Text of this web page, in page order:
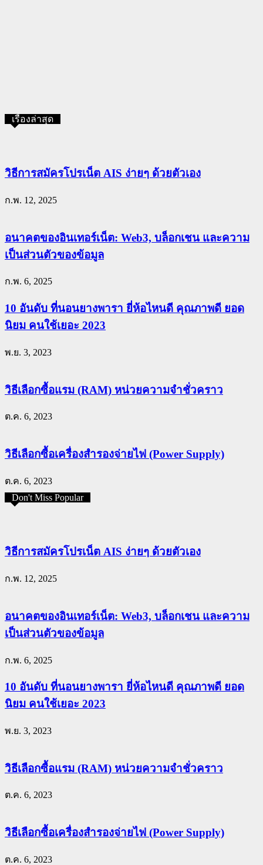
เรื่องล่าสุด
วิธีการสมัครโปรเน็ต AIS ง่ายๆ ด้วยตัวเอง
ก.พ. 12, 2025
อนาคตของอินเทอร์เน็ต: Web3, บล็อกเชน และความ
เป็นส่วนตัวของข้อมูล
ก.พ. 6, 2025
10 อันดับ ที่นอนยางพารา ยี่ห้อไหนดี คุณภาพดี ยอด
นิยม คนใช้เยอะ 2023
พ.ย. 3, 2023
วิธีเลือกซื้อแรม (RAM) หน่วยความจำชั่วคราว
ต.ค. 6, 2023
วิธีเลือกซื้อเครื่องสำรองจ่ายไฟ (Power Supply)
ต.ค. 6, 2023
Don't Miss Popular
วิธีการสมัครโปรเน็ต AIS ง่ายๆ ด้วยตัวเอง
ก.พ. 12, 2025
อนาคตของอินเทอร์เน็ต: Web3, บล็อกเชน และความ
เป็นส่วนตัวของข้อมูล
ก.พ. 6, 2025
10 อันดับ ที่นอนยางพารา ยี่ห้อไหนดี คุณภาพดี ยอด
นิยม คนใช้เยอะ 2023
พ.ย. 3, 2023
วิธีเลือกซื้อแรม (RAM) หน่วยความจำชั่วคราว
ต.ค. 6, 2023
วิธีเลือกซื้อเครื่องสำรองจ่ายไฟ (Power Supply)
ต.ค. 6, 2023